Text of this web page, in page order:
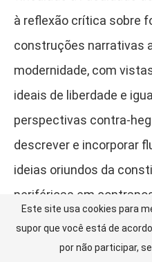
à reflexão crítica sobre
construções narrativas
modernidade, com
ideais de liberdade e
perspectivas contra-
descrever e incorporar
ideias oriundos da
periféricas em
como eixo analítico as
Este site usa cookies para
supor que você está de
por não participar,